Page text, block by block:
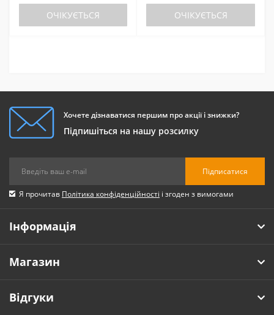
ОЧІКУЄТЬСЯ ОЧІКУЄТЬСЯ
Хочете дізнаватися першим про акції і знижки?
Підпишіться на нашу розсилку
Підписатися
Я прочитав Політика конфіденційності і згоден з вимогами
Інформація
Магазин
Відгуки